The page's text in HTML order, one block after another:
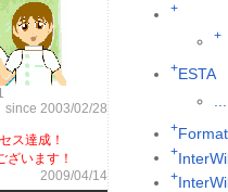
since 2003/02/28
ス達成！
ざいます！
2009/04/14
+
+
+ESTA
+
+
+